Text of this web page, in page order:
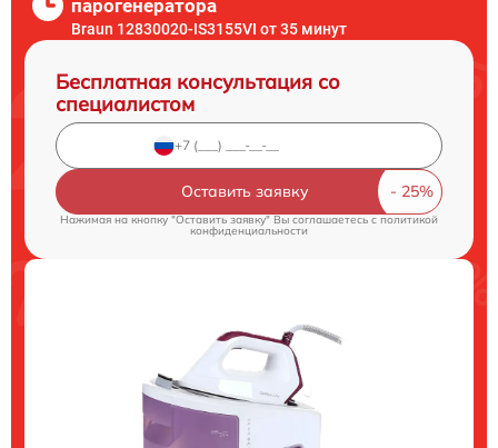
парогенератора
Braun 12830020-IS3155VI от 35 минут
Бесплатная консультация со
специалистом
Оставить заявку
Нажимая на кнопку "Оставить заявку" Вы соглашаетесь cполитикой
конфиденциальности